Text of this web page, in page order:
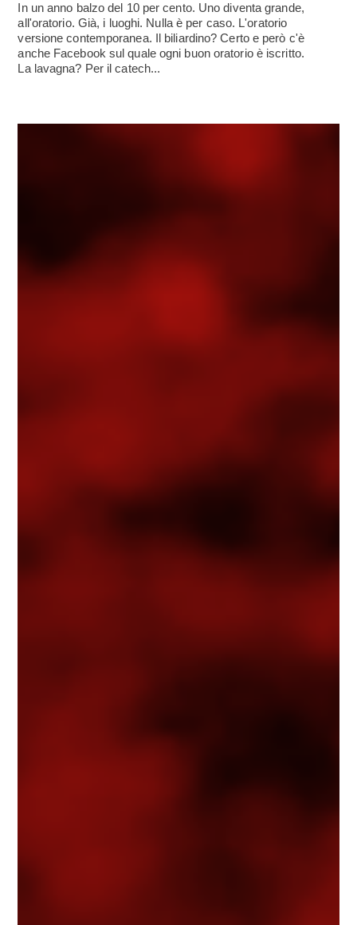
In un anno balzo del 10 per cento. Uno diventa grande,
all'oratorio. Già, i luoghi. Nulla è per caso. L'oratorio
versione contemporanea. Il biliardino? Certo e però c'è
anche Facebook sul quale ogni buon oratorio è iscritto.
La lavagna? Per il catech...